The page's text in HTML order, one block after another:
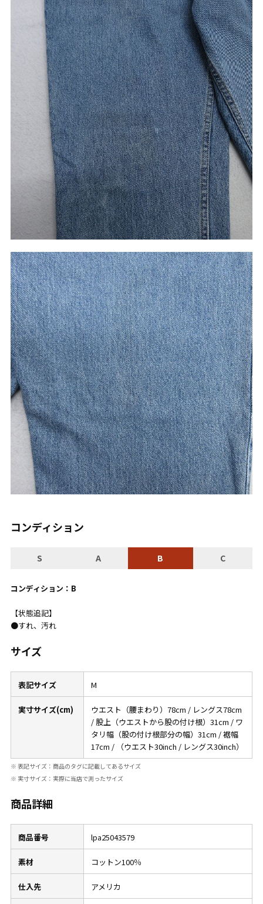
コンディション
S A B C
コンディション：B
【状態追記】
●すれ、汚れ
サイズ
表記サイズ M
実寸サイズ(cm)
ウエスト（腰まわり）78cm / レングス78cm
/ 股上（ウエストから股の付け根）31cm / ワ
タリ幅（股の付け根部分の幅）31cm / 裾幅
17cm / （ウエスト30inch / レングス30inch）
※ 表記サイズ：商品のタグに記載してあるサイズ
※ 実寸サイズ：実際に当店で測ったサイズ
商品詳細
商品番号 lpa25043579
素材 コットン100％
仕入先 アメリカ